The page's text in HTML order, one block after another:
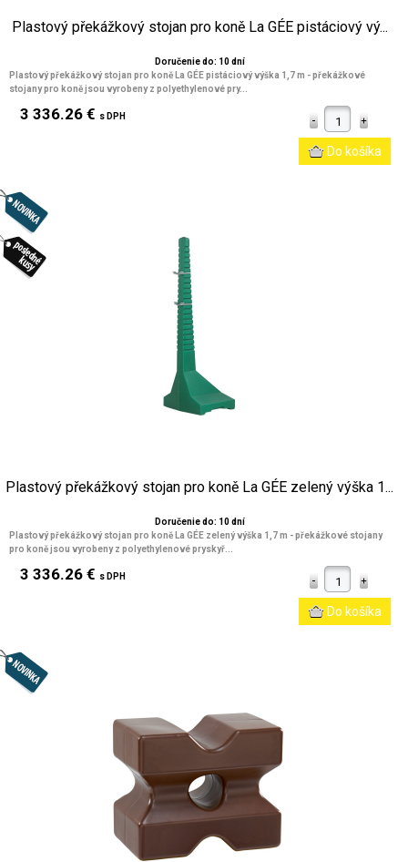
Plastový překážkový stojan pro koně La GÉE pistáciový vý...
Doručenie do: 10 dní
Plastový překážkový stojan pro koně La GÉE pistáciový výška 1,7 m - překážkové
stojany pro koně jsou vyrobeny z polyethylenové pry...
3 336.26 € s DPH
Plastový překážkový stojan pro koně La GÉE zelený výška 1...
Doručenie do: 10 dní
Plastový překážkový stojan pro koně La GÉE zelený výška 1,7 m - překážkové stojany
pro koně jsou vyrobeny z polyethylenové pryskyř...
3 336.26 € s DPH